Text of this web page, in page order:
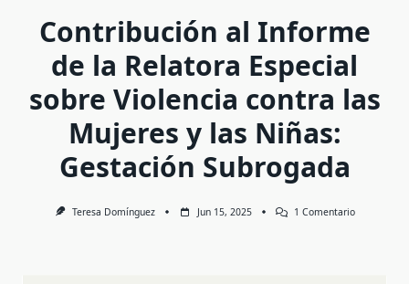
Contribución al Informe
de la Relatora Especial
sobre Violencia contra las
Mujeres y las Niñas:
Gestación Subrogada
Teresa Domínguez Jun 15, 2025 1 ComentarioEn